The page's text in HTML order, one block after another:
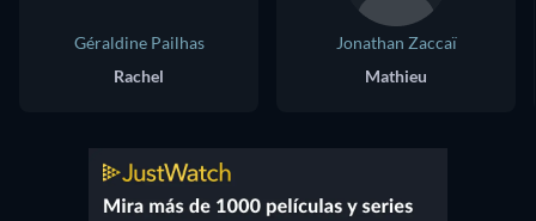
Géraldine Pailhas
Rachel
Jonathan Zaccaï
Mathieu